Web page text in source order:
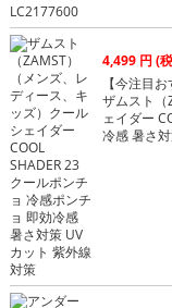
4,499 円 (
【今注目
ザムスト（
ェイダー
冷感 暑さ